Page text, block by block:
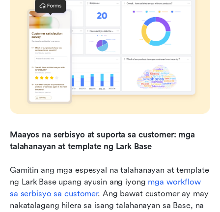
Maayos na serbisyo at suporta sa customer: mga
talahanayan at template ng Lark Base
Gamitin ang mga espesyal na talahanayan at template
ng Lark Base upang ayusin ang iyong mga workflow
sa serbisyo sa customer. Ang bawat customer ay may
nakatalagang hilera sa isang talahanayan sa Base, na